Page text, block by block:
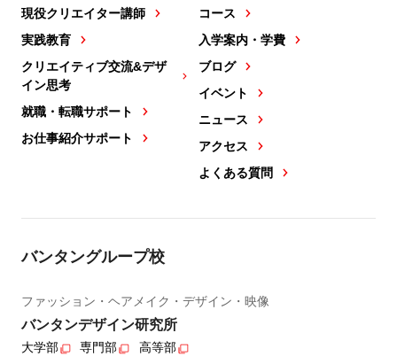
現役クリエイター講師
実践教育
クリエイティブ交流&デザ
イン思考
就職・転職サポート
お仕事紹介サポート
コース
入学案内・学費
ブログ
イベント
ニュース
アクセス
よくある質問
バンタングループ校
ファッション・ヘアメイク・デザイン・映像
バンタンデザイン研究所
大学部 専門部 高等部